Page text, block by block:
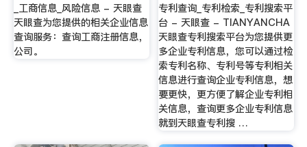
_工商信息_风险信息 - 天眼查
天眼查为您提供的相关企业信息
查询服务：查询工商注册信息，
公司。
专利查询_专利检索_专利搜索平
台 - 天眼查 - TIANYANCHA
天眼查专利搜索平台为您提供更
多企业专利信息，您可以通过检
索专利名称、专利号等专利相关
信息进行查询企业专利信息，想
要更快，更方便了解企业专利相
关信息，查询更多企业专利信息
就到天眼查专利搜 …